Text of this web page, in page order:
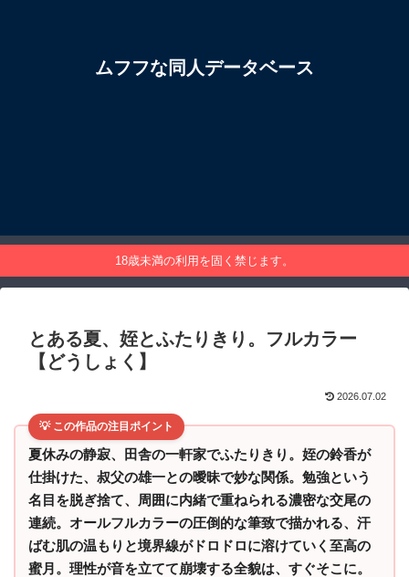
ムフフな同人データベース
18歳未満の利用を固く禁じます。
とある夏、姪とふたりきり。フルカラー
【どうしょく】
2026.07.02
💡 この作品の注目ポイント
夏休みの静寂、田舎の一軒家でふたりきり。姪の鈴香が
仕掛けた、叔父の雄一との曖昧で妙な関係。勉強という
名目を脱ぎ捨て、周囲に内緒で重ねられる濃密な交尾の
連続。オールフルカラーの圧倒的な筆致で描かれる、汗
ばむ肌の温もりと境界線がドロドロに溶けていく至高の
蜜月。理性が音を立てて崩壊する全貌は、すぐそこに。